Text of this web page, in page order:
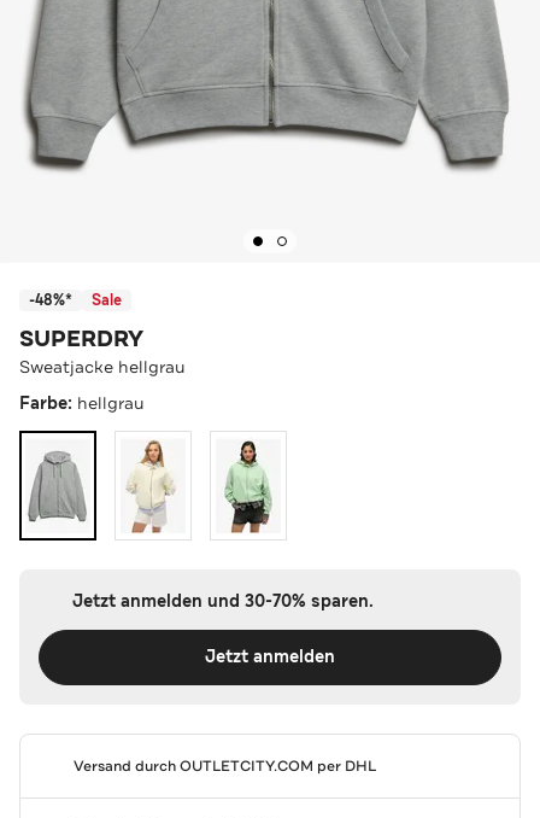
-48%* Sale
SUPERDRY
Sweatjacke hellgrau
Farbe: hellgrau
Jetzt anmelden und 30-70% sparen.
Jetzt anmelden
Versand durchOUTLETCITY.COM per DHL